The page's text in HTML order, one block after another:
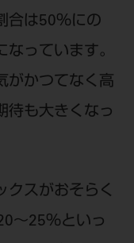
合は50％にの
なっています。
がかつてなく高
待も大きくなっ
クスがおそらく
〜25％といっ